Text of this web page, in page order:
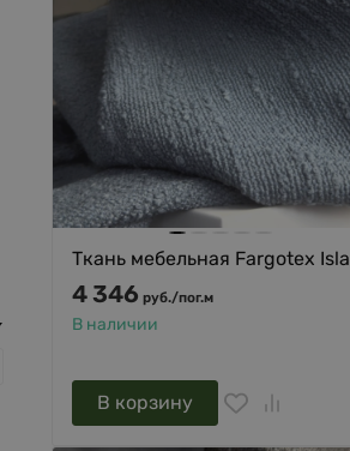
Ткань мебельная Fargotex Isla
4 346 руб./пог.м
В наличии
В корзину